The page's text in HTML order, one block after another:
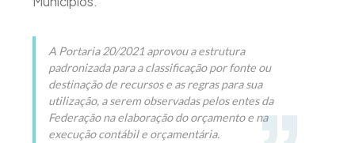
A Portaria 20/2021 aprovou a estrutura
padronizada para a classificação por fonte ou
destinação de recursos e as regras para sua
utilização, a serem observadas pelos entes da
Federação na elaboração do orçamento e na
execução contábil e orçamentária.